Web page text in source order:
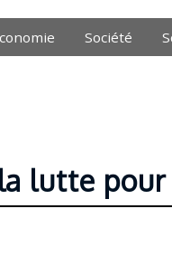
Société
lutte